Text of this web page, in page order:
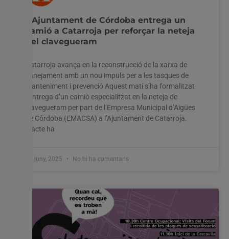
L’Ajuntament de Córdoba entrega un
camió a Catarroja per reforçar la neteja
del clavegueram
Catarroja avança en la reconstrucció de la xarxa de
sanejament amb un nou impuls per a les tasques de
manteniment i prevenció Aquest matí s’ha formalitzat
l’entrega d’un camió especialitzat en la neteja de
clavegueram per part de l’Empresa Municipal d’Aigües
de Córdoba (EMACSA) a l’Ajuntament de Catarroja.
L’acte ha
17 juny, 2025 No hi ha comentaris
Utilitzem cookies al nostre lloc web per oferir-vos
l'experiència més rellevant recordant les vostres preferències
i visites repetides. En fer clic a "Acceptar-ho tot", accepteu
l'ús de TOTES les cookies. Tanmateix, podeu visitar
"Configuració de les galetes" per proporcionar un
consentiment controlat.